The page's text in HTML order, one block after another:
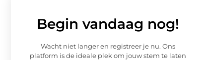
Begin vandaag nog!
Wacht niet langer en registreer je nu. Ons
platform is de ideale plek om jouw stem te laten